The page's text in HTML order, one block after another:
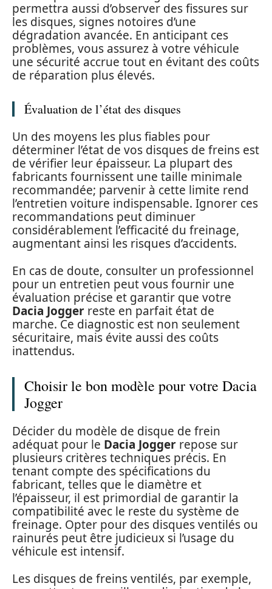
permettra aussi d’observer des fissures sur
les disques, signes notoires d’une
dégradation avancée. En anticipant ces
problèmes, vous assurez à votre véhicule
une sécurité accrue tout en évitant des coûts
de réparation plus élevés.
Évaluation de l’état des disques
Un des moyens les plus fiables pour
déterminer l’état de vos disques de freins est
de vérifier leur épaisseur. La plupart des
fabricants fournissent une taille minimale
recommandée; parvenir à cette limite rend
l’entretien voiture indispensable. Ignorer ces
recommandations peut diminuer
considérablement l’efficacité du freinage,
augmentant ainsi les risques d’accidents.
En cas de doute, consulter un professionnel
pour un entretien peut vous fournir une
évaluation précise et garantir que votre
Dacia Jogger reste en parfait état de
marche. Ce diagnostic est non seulement
sécuritaire, mais évite aussi des coûts
inattendus.
Choisir le bon modèle pour votre Dacia
Jogger
Décider du modèle de disque de frein
adéquat pour le Dacia Jogger repose sur
plusieurs critères techniques précis. En
tenant compte des spécifications du
fabricant, telles que le diamètre et
l’épaisseur, il est primordial de garantir la
compatibilité avec le reste du système de
freinage. Opter pour des disques ventilés ou
rainurés peut être judicieux si l’usage du
véhicule est intensif.
Les disques de freins ventilés, par exemple,